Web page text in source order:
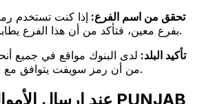
تحقق من اسم الفرع: إذا كنت تستخدم
بفرع معين، فتأكد من أن هذا الفرع يطابق فرع المستلم.
تأكيد البلد: لدى البنوك مواقع في جميع
من أن رمز سويفت يتوافق مع بلد البنك الوجهة.